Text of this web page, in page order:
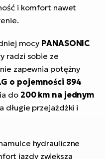
i komfort nawet
mocy PANASONIC
radzi sobie ze
zapewnia potężny
o pojemności 894
do 200 km na jednym
długie przejażdżki i
hydrauliczne
jazdy zwiększa